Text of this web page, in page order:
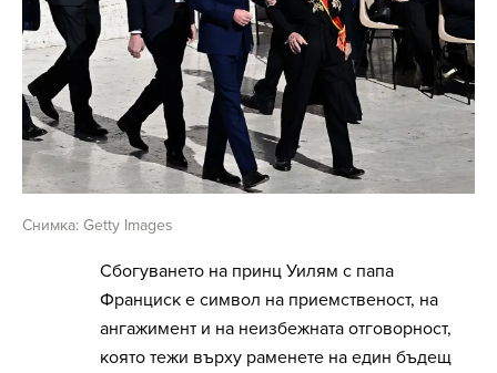
Снимка: Getty Images
Сбогуването на принц Уилям с папа
Франциск е символ на приемственост, на
ангажимент и на неизбежната отговорност,
която тежи върху раменете на един бъдещ